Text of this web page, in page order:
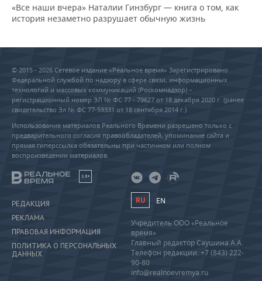
«Все наши вчера» Наталии Гинзбург — книга о том, как
история незаметно разрушает обычную жизнь
© 2015 - 2026 Сетевое издание «Реальное время» Зарегистрировано
Федеральной службой по надзору в сфере связи, информационных
технологий и массовых коммуникаций (Роскомнадзор) –
регистрационный номер ЭЛ № ФС 77 - 79627 от 18 декабря 2020 г. (ранее
свидетельство Эл № ФС 77-59331 от 18 сентября 2014 г.)
Использование материалов Реального Времени разрешено только с
предварительного согласия правообладателей, упоминание сайта и
прямая гиперссылка обязательны при частичном или полном
воспроизведении материалов.
18+
РЕДАКЦИЯ
РЕКЛАМА
ПРАВОВАЯ ИНФОРМАЦИЯ
ПОЛИТИКА О ПЕРСОНАЛЬНЫХ
ДАННЫХ
RU EN
Учредитель ООО «Реальное
время»
Главный редактор Саушина А.А.
Телефон редакции: +7 (843) 222-
90-80
info@realnoevremya.ru